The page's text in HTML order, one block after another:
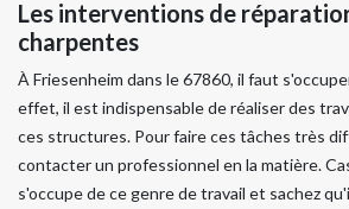
Les interventions de
charpentes
À Friesenheim dans le 67860, il faut
effet, il est indispensable de réaliser des
ces structures. Pour faire ces tâches très
contacter un professionnel en la matière.
s'occupe de ce genre de travail et sachez